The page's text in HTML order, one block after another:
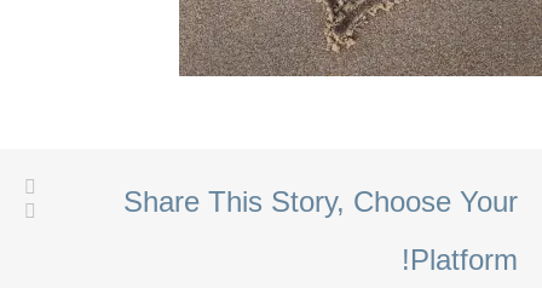
Share This Story, Choose Your
Platform!